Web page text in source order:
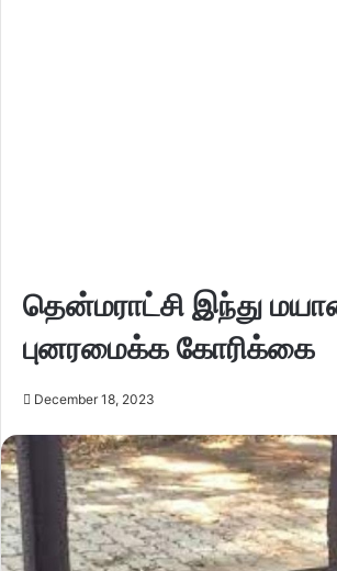
தென்மராட்சி இந்து
புனரமைக்க கோரிக்கை
December 18, 2023